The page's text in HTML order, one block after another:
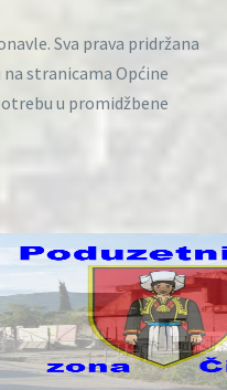
Sva prava pridržana
stranicama Općine
u promidžbene